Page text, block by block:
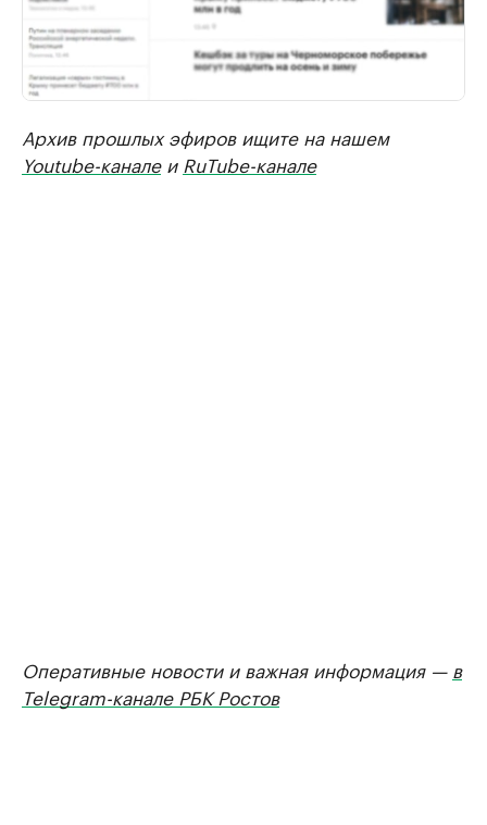
Архив прошлых эфиров ищите на нашем
Youtube-каналеи RuTube-канале
Оперативные новости и важная информация —в
Telegram-канале РБК Ростов